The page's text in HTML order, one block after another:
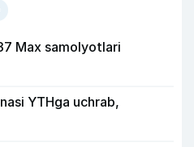
Max samolyotlari
YTHga uchrab,